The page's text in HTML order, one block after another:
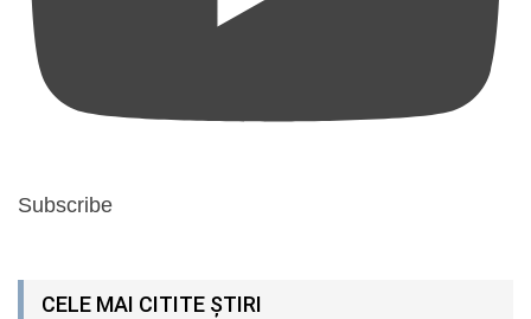
Subscribe
CELE MAI CITITE ȘTIRI